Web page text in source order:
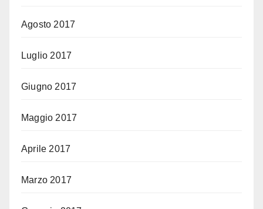
Agosto 2017
Luglio 2017
Giugno 2017
Maggio 2017
Aprile 2017
Marzo 2017